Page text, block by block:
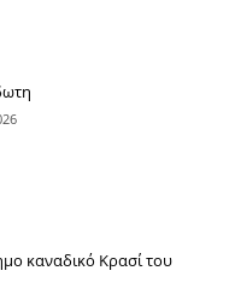
καναδικό Κρασί του